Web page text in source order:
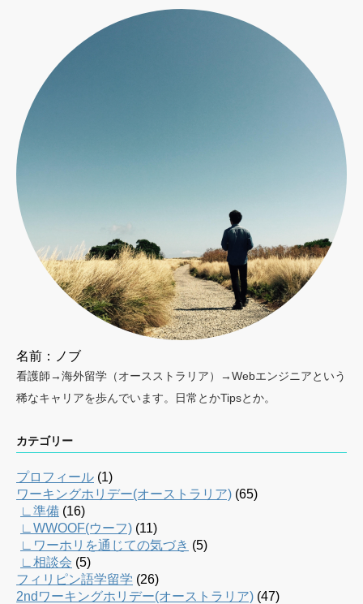
名前：ノブ
看護師→海外留学（オースストラリア）→Webエンジニアという
稀なキャリアを歩んでいます。日常とかTipsとか。
カテゴリー
プロフィール (1)
ワーキングホリデー(オーストラリア) (65)
∟準備 (16)
∟WWOOF(ウーフ) (11)
∟ワーホリを通じての気づき (5)
∟相談会 (5)
フィリピン語学留学 (26)
2ndワーキングホリデー(オーストラリア) (47)